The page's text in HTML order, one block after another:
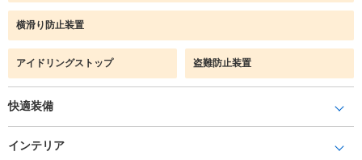
横滑り防止装置
アイドリングストップ 盗難防止装置
快適装備
インテリア